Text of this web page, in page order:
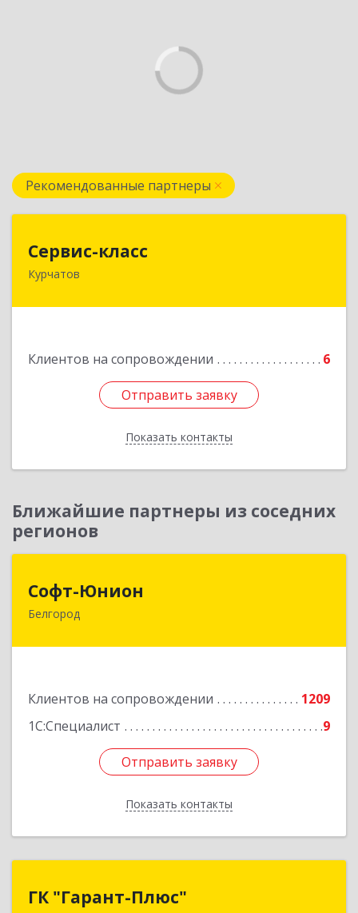
Рекомендованные партнеры
Сервис-класс
Курчатов
Клиентов на сопровождении 6
Отправить заявку
Показать контакты
Подробнее
Отправить заявку
Назад
Ближайшие партнеры из соседних
регионов
Софт-Юнион
Белгород
Клиентов на сопровождении
1209
1С:Специалист
9
Отправить заявку
Показать контакты
308014, Белгородская обл, Белгород г, Садовая
Отправить заявку
Назад
ГК "Гарант-Плюс"